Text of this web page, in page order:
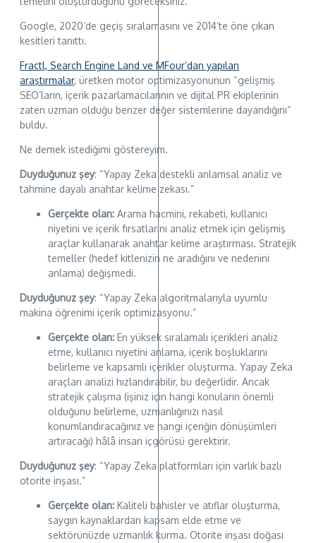
Google, 2020’de geçiş sıralamasını ve 2014’te öne çıkan
kesitleri tanıttı.
Fractl, Search Engine Land ve MFour’dan yapılan
araştırmalar, üretken motor optimizasyonunun “gelişmiş
SEO’ların, içerik pazarlamacılarının ve dijital PR ekiplerinin
zaten uzman olduğu benzer değer sistemlerine dayandığını”
buldu.
Ne demek istediğimi göstereyim.
Duyduğunuz şey: “Yapay Zeka destekli anlamsal analiz ve
tahmine dayalı anahtar kelime zekası.”
Gerçekte olan: Arama hacmini, rekabeti, kullanıcı
niyetini ve içerik fırsatlarını analiz etmek için gelişmiş
araçlar kullanarak anahtar kelime araştırması. Stratejik
temeller (hedef kitlenizin ne aradığını ve nedenini
anlama) değişmedi.
Duyduğunuz şey: “Yapay Zeka algoritmalarıyla uyumlu
makina öğrenimi içerik optimizasyonu.”
Gerçekte olan: En yüksek sıralamalı içerikleri analiz
etme, kullanıcı niyetini anlama, içerik boşluklarını
belirleme ve kapsamlı içerikler oluşturma. Yapay Zeka
araçları analizi hızlandırabilir, bu değerlidir. Ancak
stratejik çalışma (işiniz için hangi konuların önemli
olduğunu belirleme, uzmanlığınızı nasıl
konumlandıracağınız ve hangi içeriğin dönüşümleri
artıracağı) hâlâ insan içgörüsü gerektirir.
Duyduğunuz şey: “Yapay Zeka platformları için varlık bazlı
otorite inşası.”
Gerçekte olan: Kaliteli bahisler ve atıflar oluşturma,
saygın kaynaklardan kapsam elde etme ve
sektörünüzde uzmanlık kurma. Otorite inşası doğası